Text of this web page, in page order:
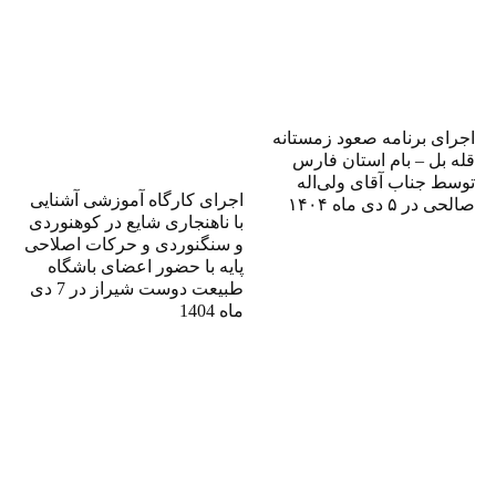
اجرای برنامه صعود زمستانه
قله بل – بام استان فارس
توسط جناب آقای ولی‌اله
صالحی در ۵ دی ماه ۱۴۰۴
اجرای کارگاه آموزشی آشنایی
با ناهنجاری شایع در کوهنوردی
و سنگنوردی و حرکات اصلاحی
پایه با حضور اعضای باشگاه
طبیعت دوست شیراز در 7 دی
ماه 1404